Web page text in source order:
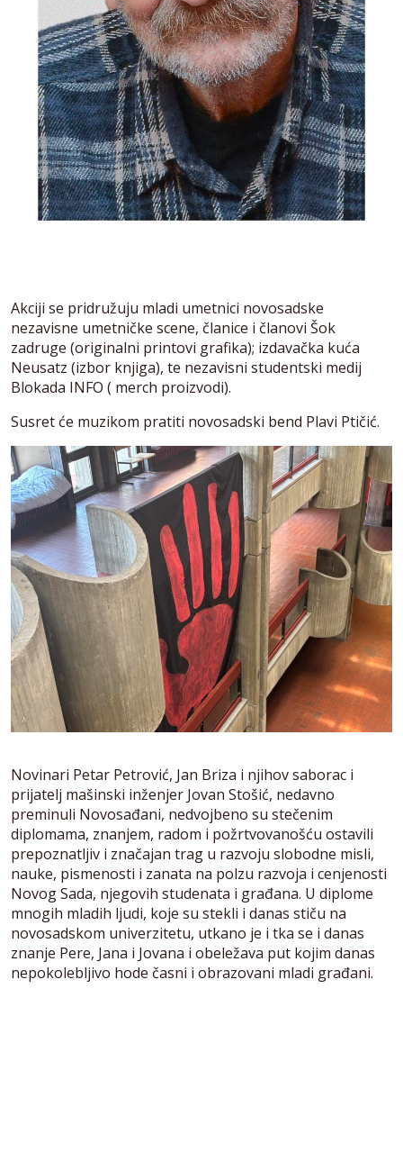
Akciji se pridružuju mladi umetnici novosadske
nezavisne umetničke scene, članice i članovi Šok
zadruge (originalni printovi grafika); izdavačka kuća
Neusatz (izbor knjiga), te nezavisni studentski medij
Blokada INFO ( merch proizvodi).
Susret će muzikom pratiti novosadski bend Plavi Ptičić.
Novinari Petar Petrović, Jan Briza i njihov saborac i
prijatelj mašinski inženjer Jovan Stošić, nedavno
preminuli Novosađani, nedvojbeno su stečenim
diplomama, znanjem, radom i požrtvovanošću ostavili
prepoznatljiv i značajan trag u razvoju slobodne misli,
nauke, pismenosti i zanata na polzu razvoja i cenjenosti
Novog Sada, njegovih studenata i građana. U diplome
mnogih mladih ljudi, koje su stekli i danas stiču na
novosadskom univerzitetu, utkano je i tka se i danas
znanje Pere, Jana i Jovana i obeležava put kojim danas
nepokolebljivo hode časni i obrazovani mladi građani.